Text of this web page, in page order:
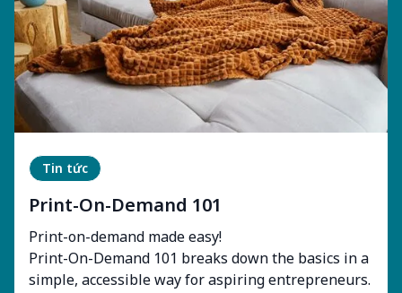
Tin tức
Print-On-Demand 101
Print-on-demand made easy!
Print-On-Demand 101 breaks down the basics in a
simple, accessible way for aspiring entrepreneurs.